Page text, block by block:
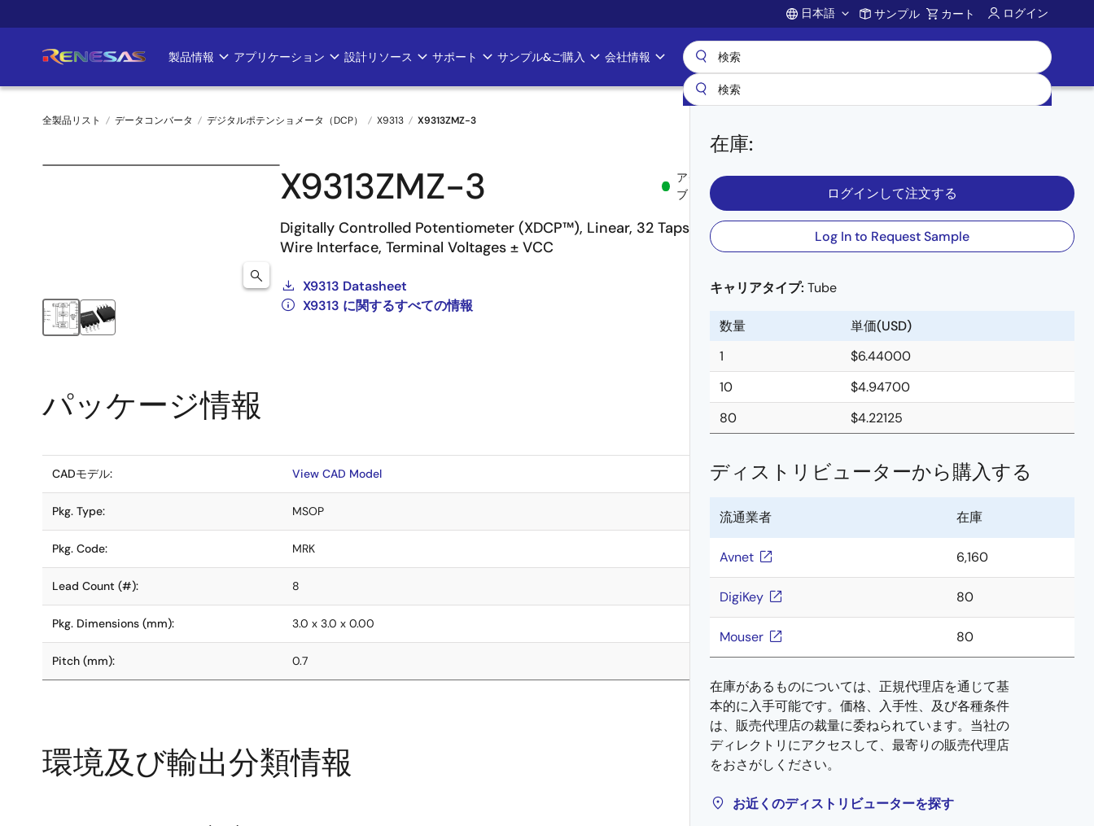
イ
ン
Account
日本語 サンプル カート ログイン
Main
navigation
製品情報 アプリケーション 設計リソース サポート サンプル&ご購入 会社情報
パ
全製品リスト データコンバータ デジタルポテンショメータ（DCP） X9313 X9313ZMZ-3
X9313ZMZ-3
アクティ
ブ
Digitally Controlled Potentiometer (XDCP™), Linear, 32 Taps, 3
Wire Interface, Terminal Voltages ± VCC
X9313 Datasheet
X9313 に関するすべての情報
在庫:
ログインして注文する
Log In to Request Sample
キャリアタイプ: Tube
数量
単価(USD)
1
$6.44000
10
$4.94700
80
$4.22125
ディストリビューターから購入する
流通業者 在庫
Avnet 6,160
DigiKey 80
Mouser 80
在庫があるものについては、正規代理店を通じて基
本的に入手可能です。価格、入手性、及び各種条件
は、販売代理店の裁量に委ねられています。当社の
ディレクトリにアクセスして、最寄りの販売代理店
をおさがしください。
お近くのディストリビューターを探す
パッケージ情報
CADモデル: View CAD Model
Pkg. Type: MSOP
Pkg. Code: MRK
Lead Count (#): 8
Pkg. Dimensions (mm): 3.0 x 3.0 x 0.00
Pitch (mm): 0.7
環境及び輸出分類情報